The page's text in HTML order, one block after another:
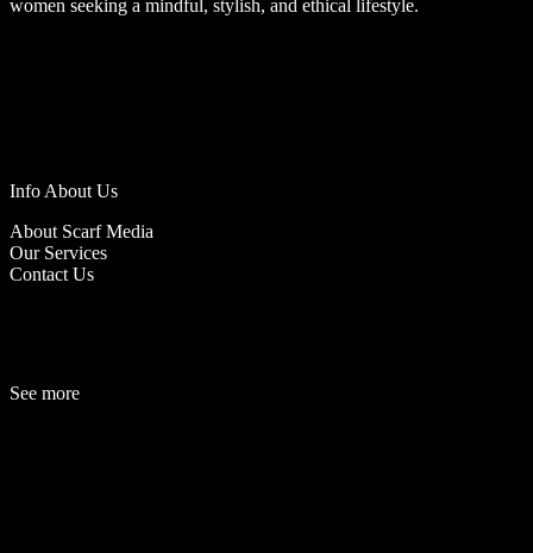
women seeking a mindful, stylish, and ethical lifestyle.
Info About Us
About Scarf Media
Our Services
Contact Us
See more